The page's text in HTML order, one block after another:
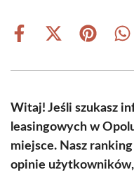
Share
Share
(Twitter)
Share
Witaj! Jeśli szukasz
leasingowych w
miejsce. Nasz
opinie